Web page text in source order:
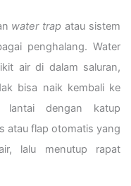
water trap atau sistem
penghalang. Water
air di dalam saluran,
bisa naik kembali ke
lantai dengan katup
atau flap otomatis yang
lalu menutup rapat